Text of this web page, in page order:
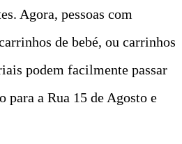
Agora, pessoas com
de bebé, ou carrinhos
podem facilmente passar
para a Rua 15 de Agosto e